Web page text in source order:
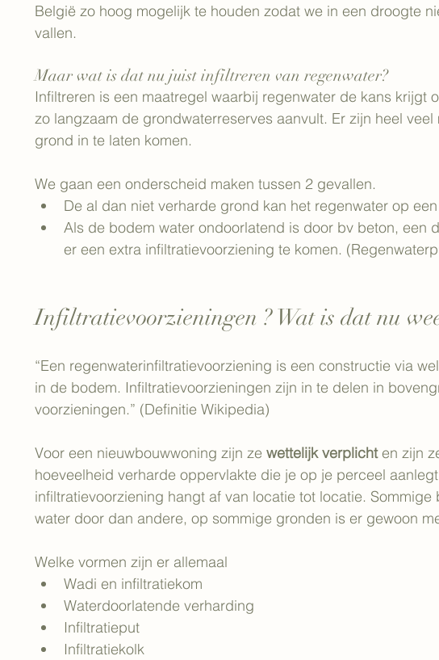
België zo hoog mogelijk te houden zodat we in een droogte
vallen.
Maar wat is dat nu juist infiltreren van regenwater?
Infiltreren is een maatregel waarbij regenwater de kans krijgt
zo langzaam de grondwaterreserves aanvult. Er zijn heel
grond in te laten komen.
We gaan een onderscheid maken tussen 2 gevallen.
De al dan niet verharde grond kan het regenwater op
Als de bodem water ondoorlatend is door bv beton, een
er een extra infiltratievoorziening te komen.
Infiltratievoorzieningen ? Wat is dat nu
“Een regenwaterinfiltratievoorziening is een constructie via
in de bodem. Infiltratievoorzieningen zijn in te delen in
voorzieningen.” (Definitie Wikipedia)
Voor een nieuwbouwwoning zijn ze wettelijk verplicht en zijn
hoeveelheid verharde oppervlakte die je op je perceel
infiltratievoorziening hangt af van locatie tot locatie.
water door dan andere, op sommige gronden is er gewoon
Welke vormen zijn er allemaal
Wadi en infiltratiekom
Waterdoorlatende verharding
Infiltratieput
Infiltratiekolk